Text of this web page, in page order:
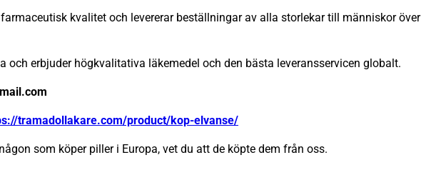
kvalitet och levererar beställningar av alla storlekar till människor över
och erbjuder högkvalitativa läkemedel och den bästa leveransservicen globalt.
tramadollakare.com/product/kop-elvanse/
som köper piller i Europa, vet du att de köpte dem från oss.